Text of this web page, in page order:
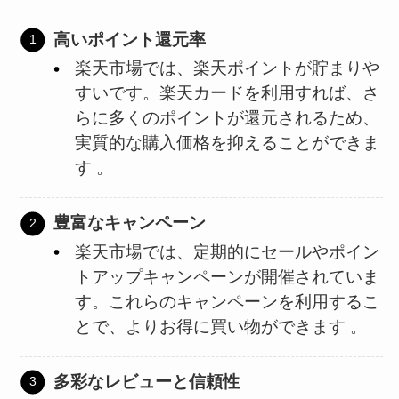
高いポイント還元率
楽天市場では、楽天ポイントが貯まりや
すいです。楽天カードを利用すれば、さ
らに多くのポイントが還元されるため、
実質的な購入価格を抑えることができま
す​ 。
豊富なキャンペーン
楽天市場では、定期的にセールやポイン
トアップキャンペーンが開催されていま
す。これらのキャンペーンを利用するこ
とで、よりお得に買い物ができます​ 。
多彩なレビューと信頼性